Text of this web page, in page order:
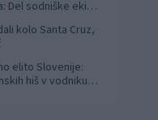
Del sodniške ekipe
kolo Santa Cruz,
elito Slovenije:
hiš v vodniku